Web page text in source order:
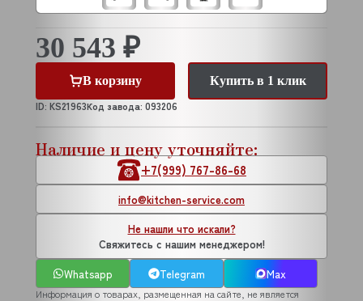
30 543 ₽
В корзину
Купить в 1 клик
ID: KS21963Код завода: 093206
Наличие и цену уточняйте:
+7(999) 767-86-68
info@kitchen-service.com
Не нашли что искали?
Свяжитесь с нашим менеджером!
Whatsapp
Telegram Max
Информация о товарах, размещенная на сайте, не является